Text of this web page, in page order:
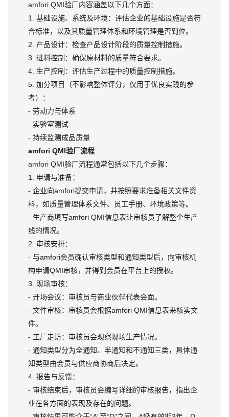
amfori QMI验厂内容涵盖以下几个方面：
1. 基础设施、系统及环境：评估企业的基础设施是否符
合标准，以及其质量管理体系和环境管理是否到位。
2. 产品设计：检查产品设计阶段的质量控制措施。
3. 进料控制：确保原材料的质量符合要求。
4. 生产控制：评估生产过程中的质量控制措施。
5. 加分项目（不影响整体评分，仅用于优良实践的参
考）：
- 劳动力与体系
- 实验室测试
- 持续监测成品质量
amfori QMI验厂流程
amfori QMI验厂流程通常包括以下几个步骤：
1. 申请与准备：
- 企业向amfori提交申请，并按照要求准备相关文件资
料，如质量管理体系文件、员工手册、环境政策等。
- 生产商填写amfori QMI信息表让审核员了解整个生产
线的情况。
2. 审核安排：
- 与amfori会员确认审核类型和通知类型后，向审核机
构申请QMI审核，并得到会员在平台上的授权。
3. 现场审核：
- 开场会议：审核员与商业伙伴代表会面。
- 文件审核：审核员会根据amfori QMI信息表来核实文
件。
- 工厂走访：审核员会观察现场生产情况。
- 通知类型分为全通知、半通知和不通知三类，具体通
知类型由会员与供应商协商后决定。
4. 报告与反馈：
- 审核结束后，审核员会编写详细的审核报告，指出企
业在各方面的表现及存在的问题。